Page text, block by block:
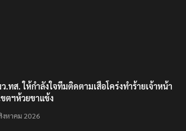
.ทส. ให้กำลังใจทีมติดตามเสือโคร่งทำร้ายเจ้าหน้า
ตฯห้วยขาแข้ง
งหาคม 2026